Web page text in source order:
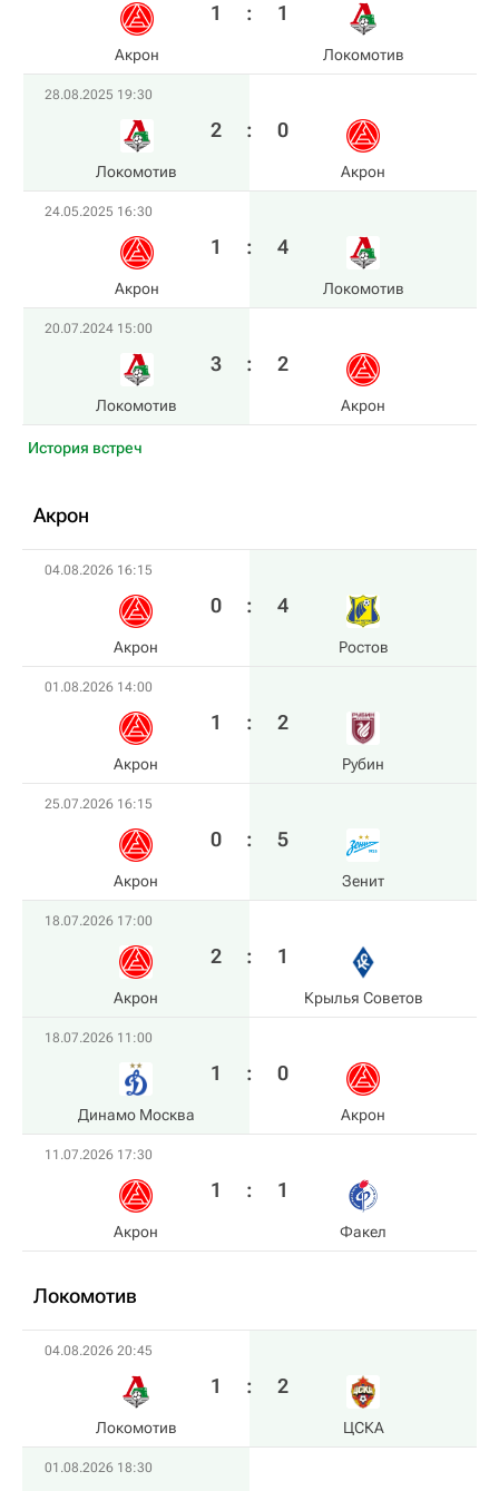
Акрон
1 : 1
Локомотив
28.08.2025 19:30
Локомотив
2 : 0
Акрон
24.05.2025 16:30
Акрон
1 : 4
Локомотив
20.07.2024 15:00
Локомотив
3 : 2
Акрон
История встреч
Акрон
04.08.2026 16:15
Акрон
0 : 4
Ростов
01.08.2026 14:00
Акрон
1 : 2
Рубин
25.07.2026 16:15
Акрон
0 : 5
Зенит
18.07.2026 17:00
Акрон
2 : 1
Крылья Советов
18.07.2026 11:00
Динамо Москва
1 : 0
Акрон
11.07.2026 17:30
Акрон
1 : 1
Факел
Локомотив
04.08.2026 20:45
Локомотив
1 : 2
ЦСКА
01.08.2026 18:30